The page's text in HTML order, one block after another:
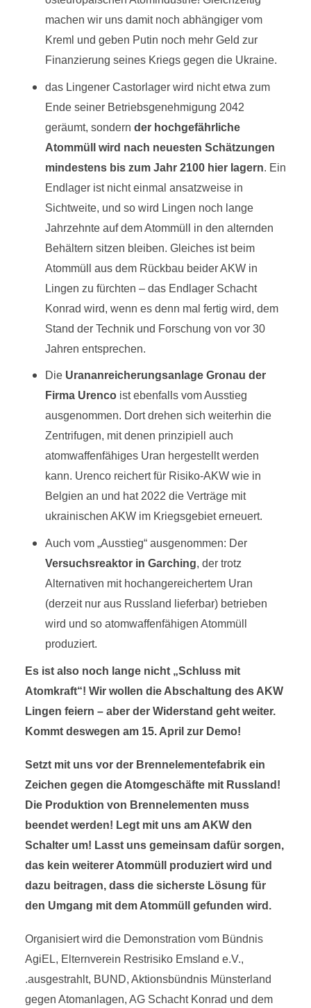
machen wir uns damit noch abhängiger vom
Kreml und geben Putin noch mehr Geld zur
Finanzierung seines Kriegs gegen die Ukraine.
das Lingener Castorlager wird nicht etwa zum
Ende seiner Betriebsgenehmigung 2042
geräumt, sondern der hochgefährliche
Atommüll wird nach neuesten Schätzungen
mindestens bis zum Jahr 2100 hier lagern. Ein
Endlager ist nicht einmal ansatzweise in
Sichtweite, und so wird Lingen noch lange
Jahrzehnte auf dem Atommüll in den alternden
Behältern sitzen bleiben. Gleiches ist beim
Atommüll aus dem Rückbau beider AKW in
Lingen zu fürchten – das Endlager Schacht
Konrad wird, wenn es denn mal fertig wird, dem
Stand der Technik und Forschung von vor 30
Jahren entsprechen.
Die Urananreicherungsanlage Gronau der
Firma Urencoist ebenfalls vom Ausstieg
ausgenommen. Dort drehen sich weiterhin die
Zentrifugen, mit denen prinzipiell auch
atomwaffenfähiges Uran hergestellt werden
kann. Urenco reichert für Risiko-AKW wie in
Belgien an und hat 2022 die Verträge mit
ukrainischen AKW im Kriegsgebiet erneuert.
Auch vom „Ausstieg“ ausgenommen: Der
Versuchsreaktor in Garching, der trotz
Alternativen mit hochangereichertem Uran
(derzeit nur aus Russland lieferbar) betrieben
wird und so atomwaffenfähigen Atommüll
produziert.
Es ist also noch lange nicht „Schluss mit
Atomkraft“! Wir wollen die Abschaltung des AKW
Lingen feiern – aber der Widerstand geht weiter.
Kommt deswegen am 15. April zur Demo!
Setzt mit uns vor der Brennelementefabrik ein
Zeichen gegen die Atomgeschäfte mit Russland!
Die Produktion von Brennelementen muss
beendet werden! Legt mit uns am AKW den
Schalter um! Lasst uns gemeinsam dafür sorgen,
das kein weiterer Atommüll produziert wird und
dazu beitragen, dass die sicherste Lösung für
den Umgang mit dem Atommüll gefunden wird.
Organisiert wird die Demonstration vom Bündnis
AgiEL, Elternverein Restrisiko Emsland e.V.,
.ausgestrahlt, BUND, Aktionsbündnis Münsterland
gegen Atomanlagen, AG Schacht Konrad und dem